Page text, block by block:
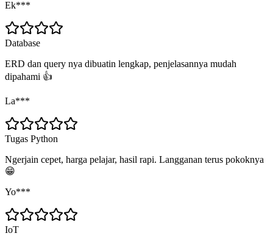
Ek***
Database
ERD dan query nya dibuatin lengkap, penjelasannya mudah
dipahami 👍
La***
Tugas Python
Ngerjain cepet, harga pelajar, hasil rapi. Langganan terus pokoknya
😁
Yo***
IoT